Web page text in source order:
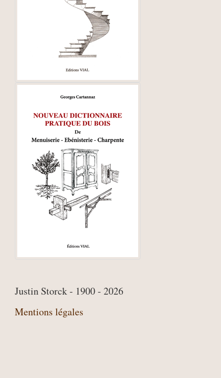
Justin Storck - 1900 - 2026
Mentions légales